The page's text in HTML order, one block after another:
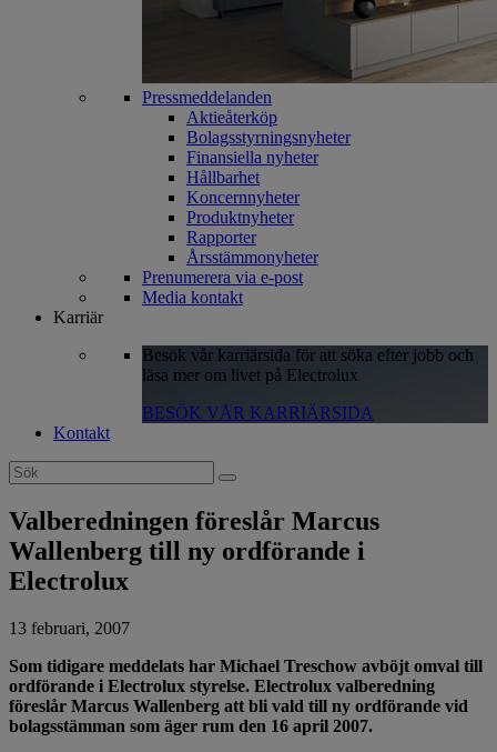
Pressmeddelanden
Aktieåterköp
Bolagsstyrningsnyheter
Finansiella nyheter
Hållbarhet
Koncernnyheter
Produktnyheter
Rapporter
Årsstämmonyheter
Prenumerera via e-post
Media kontakt
Karriär
Besök vår karriärsida för att söka efter jobb och
läsa mer om livet på Electrolux
BESÖK VÅR KARRIÄRSIDA
Kontakt
Search
for:
Valberedningen föreslår Marcus
Wallenberg till ny ordförande i
Electrolux
13 februari, 2007
Som tidigare meddelats har Michael Treschow avböjt omval till
ordförande i Electrolux styrelse. Electrolux valberedning
föreslår Marcus Wallenberg att bli vald till ny ordförande vid
bolagsstämman som äger rum den 16 april 2007.